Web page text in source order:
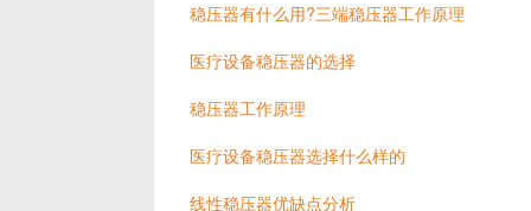
稳压器有什么用?三端稳压器工作原理
医疗设备稳压器的选择
稳压器工作原理
医疗设备稳压器选择什么样的
线性稳压器优缺点分析